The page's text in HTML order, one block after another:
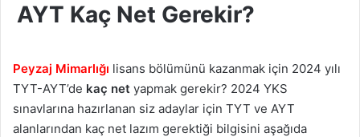
AYT Kaç Net Gerekir?
Peyzaj Mimarlığı lisans bölümünü kazanmak için 2024 yılı
TYT-AYT’de kaç net yapmak gerekir? 2024 YKS
sınavlarına hazırlanan siz adaylar için TYT ve AYT
alanlarından kaç net lazım gerektiği bilgisini aşağıda